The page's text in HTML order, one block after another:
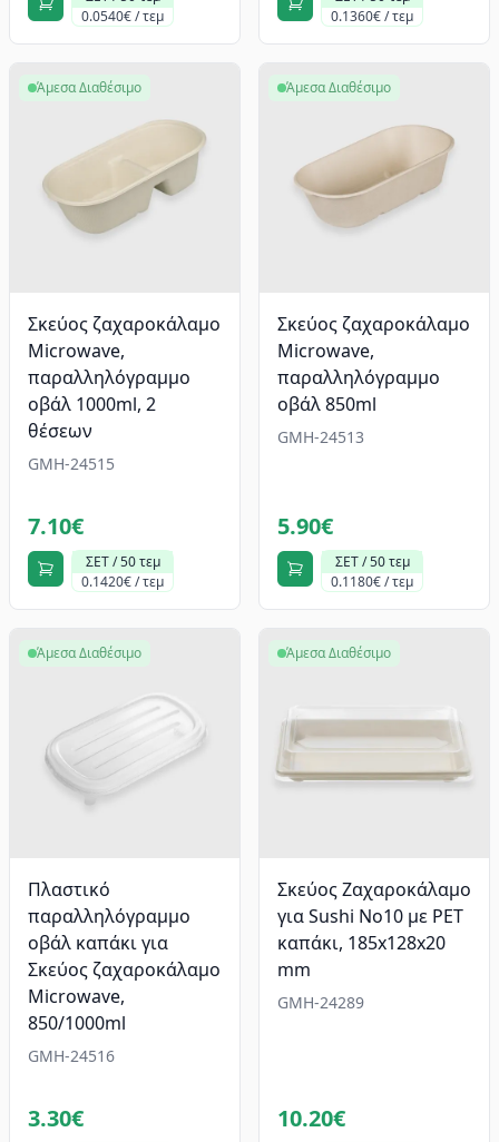
0.0540€ / τεμ
0.1360€ / τεμ
Σκεύος ζαχαροκάλαμο
Microwave,
παραλληλόγραμμο
οβάλ 1000ml, 2
θέσεων
GMH-24515
7.10€
ΣΕΤ / 50 τεμ
0.1420€ / τεμ
Άμεσα Διαθέσιμο
Σκεύος ζαχαροκάλαμο
Microwave,
παραλληλόγραμμο
οβάλ 850ml
GMH-24513
5.90€
ΣΕΤ / 50 τεμ
0.1180€ / τεμ
Άμεσα Διαθέσιμο
Πλαστικό
παραλληλόγραμμο
οβάλ καπάκι για
Σκεύος ζαχαροκάλαμο
Microwave,
850/1000ml
GMH-24516
3.30€
Άμεσα Διαθέσιμο
Σκεύος Ζαχαροκάλαμο
για Sushi Νο10 με PET
καπάκι, 185x128x20
mm
GMH-24289
10.20€
Άμεσα Διαθέσιμο